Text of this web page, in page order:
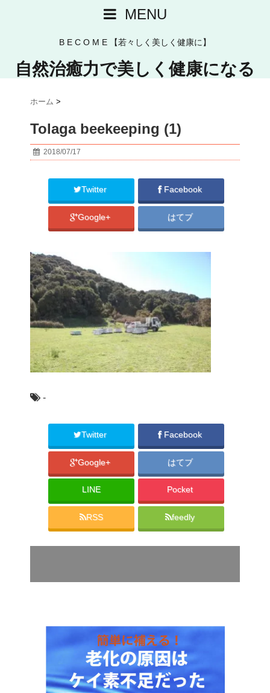
MENU
B E C O M E 【若々しく美しく健康に】
自然治癒力で美しく健康になる
ホーム >
Tolaga beekeeping (1)
2018/07/17
Twitter Facebook
Google+ はてブ
-
Twitter Facebook
Google+ はてブ
LINE Pocket
RSS feedly